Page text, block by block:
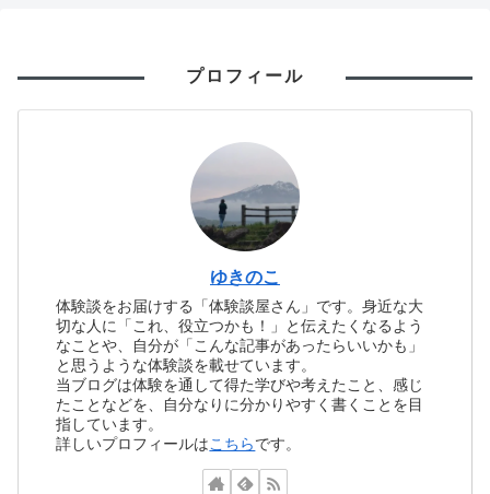
プロフィール
ゆきのこ
体験談をお届けする「体験談屋さん」です。身近な大
切な人に「これ、役立つかも！」と伝えたくなるよう
なことや、自分が「こんな記事があったらいいかも」
と思うような体験談を載せています。
当ブログは体験を通して得た学びや考えたこと、感じ
たことなどを、自分なりに分かりやすく書くことを目
指しています。
詳しいプロフィールはこちらです。